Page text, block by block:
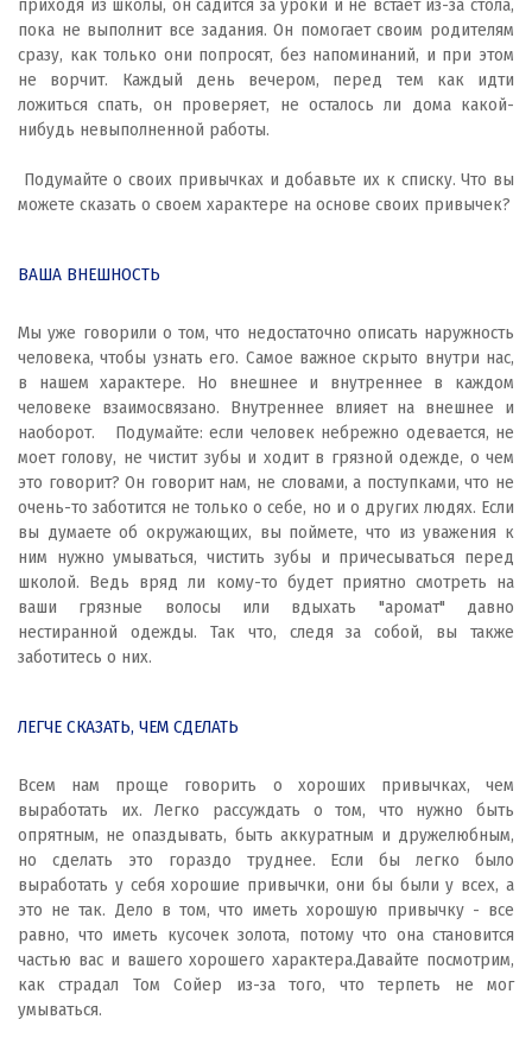
приходя из школы, он садится за уроки и не встает из-за стола,
пока не выполнит все задания. Он помогает своим родителям
сразу, как только они попросят, без напоминаний, и при этом
не ворчит. Каждый день вечером, перед тем как идти
ложиться спать, он проверяет, не осталось ли дома какой-
нибудь невыполненной работы.
Подумайте о своих привычках и добавьте их к списку. Что вы
можете сказать о своем характере на основе своих привычек?
ВАША ВНЕШНОСТЬ
Мы уже говорили о том, что недостаточно описать наружность
человека, чтобы узнать его. Самое важное скрыто внутри нас,
в нашем характере. Но внешнее и внутреннее в каждом
человеке взаимосвязано. Внутреннее влияет на внешнее и
наоборот. Подумайте: если человек небрежно одевается, не
моет голову, не чистит зубы и ходит в грязной одежде, о чем
это говорит? Он говорит нам, не словами, а поступками, что не
очень-то заботится не только о себе, но и о других людях. Если
вы думаете об окружающих, вы поймете, что из уважения к
ним нужно умываться, чистить зубы и причесываться перед
школой. Ведь вряд ли кому-то будет приятно смотреть на
ваши грязные волосы или вдыхать "аромат" давно
нестиранной одежды. Так что, следя за собой, вы также
заботитесь о них.
ЛЕГЧЕ СКАЗАТЬ, ЧЕМ СДЕЛАТЬ
Всем нам проще говорить о хороших привычках, чем
выработать их. Легко рассуждать о том, что нужно быть
опрятным, не опаздывать, быть аккуратным и дружелюбным,
но сделать это гораздо труднее. Если бы легко было
выработать у себя хорошие привычки, они бы были у всех, а
это не так. Дело в том, что иметь хорошую привычку - все
равно, что иметь кусочек золота, потому что она становится
частью вас и вашего хорошего характера.Давайте посмотрим,
как страдал Том Сойер из-за того, что терпеть не мог
умываться.